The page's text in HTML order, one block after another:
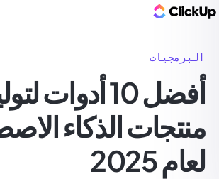
البرمجيات
أفضل 10 أدوات
منتجات الذكاء
لعام 2025